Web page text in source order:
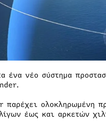
ένα νέο σύστημα
παρέχει ολοκληρωμένη
έως και αρκετών